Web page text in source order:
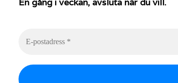
En gång i veckan, avsluta när du vill.